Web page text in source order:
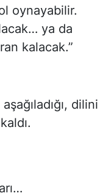
oynayabilir.
ya da
kalacak.”
dilini